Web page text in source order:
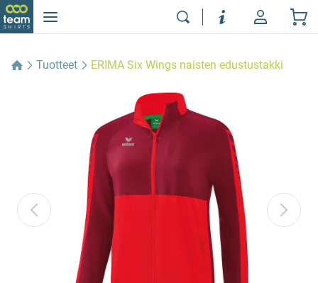
Tuotteet ERIMA Six Wings naisten edustustakki